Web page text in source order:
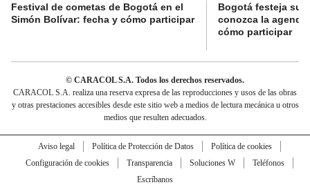
Festival de cometas de Bogotá en el
Simón Bolívar: fecha y cómo participar
Bogotá festeja su
conozca la
cómo participar
© CARACOL S.A. Todos los derechos reservados.
CARACOL S.A. realiza una reserva expresa de las reproducciones y usos de las obras
y otras prestaciones accesibles desde este sitio web a medios de lectura mecánica u otros
medios que resulten adecuados.
Aviso legal Política de Protección de Datos
Política de cookies
Configuración de cookies
Transparencia Soluciones W
Teléfonos
Escríbanos